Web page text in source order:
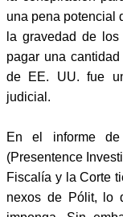
una pena potencial
la gravedad de
pagar una
de EE. UU. fue
judicial.
En el informe de
(Presentence
Fiscalía y la Corte
nexos de Pólit, lo